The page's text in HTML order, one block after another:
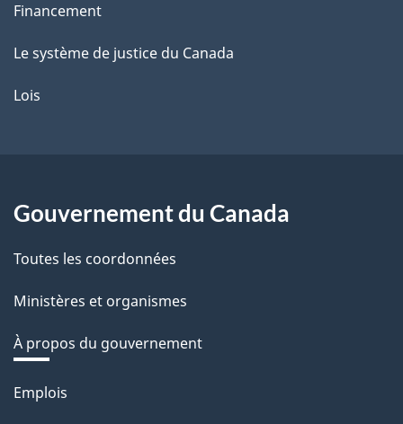
Financement
Le système de justice du Canada
Lois
Gouvernement du Canada
Toutes les coordonnées
Ministères et organismes
À propos du gouvernement
Thèmes
Emplois